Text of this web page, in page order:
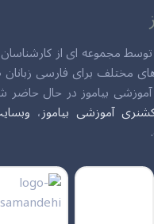
توسط مجموعه ای از
مختلف برای فارسی
بیاموز در حال حاضر
آموزشی بیاموز،